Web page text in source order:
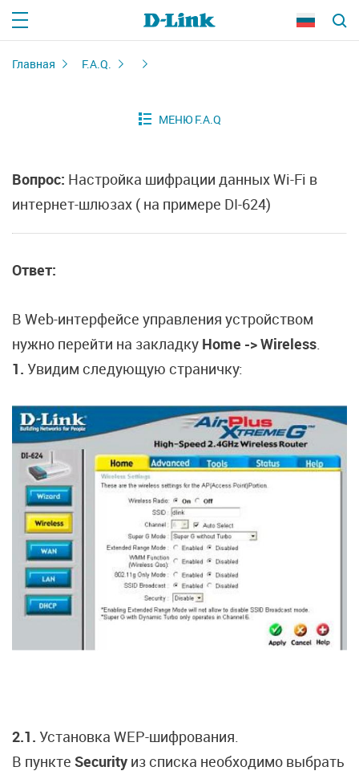
Главная F.A.Q.
Вопрос: Настройка шифрации данных Wi-Fi в
интернет-шлюзах ( на примере DI-624)
Ответ:
В Web-интерфейсе управления устройством
нужно перейти на закладку Home -> Wireless.
1. Увидим следующую страничку:
2.1. Установка WEP-шифрования.
В пункте Security из списка необходимо выбрать